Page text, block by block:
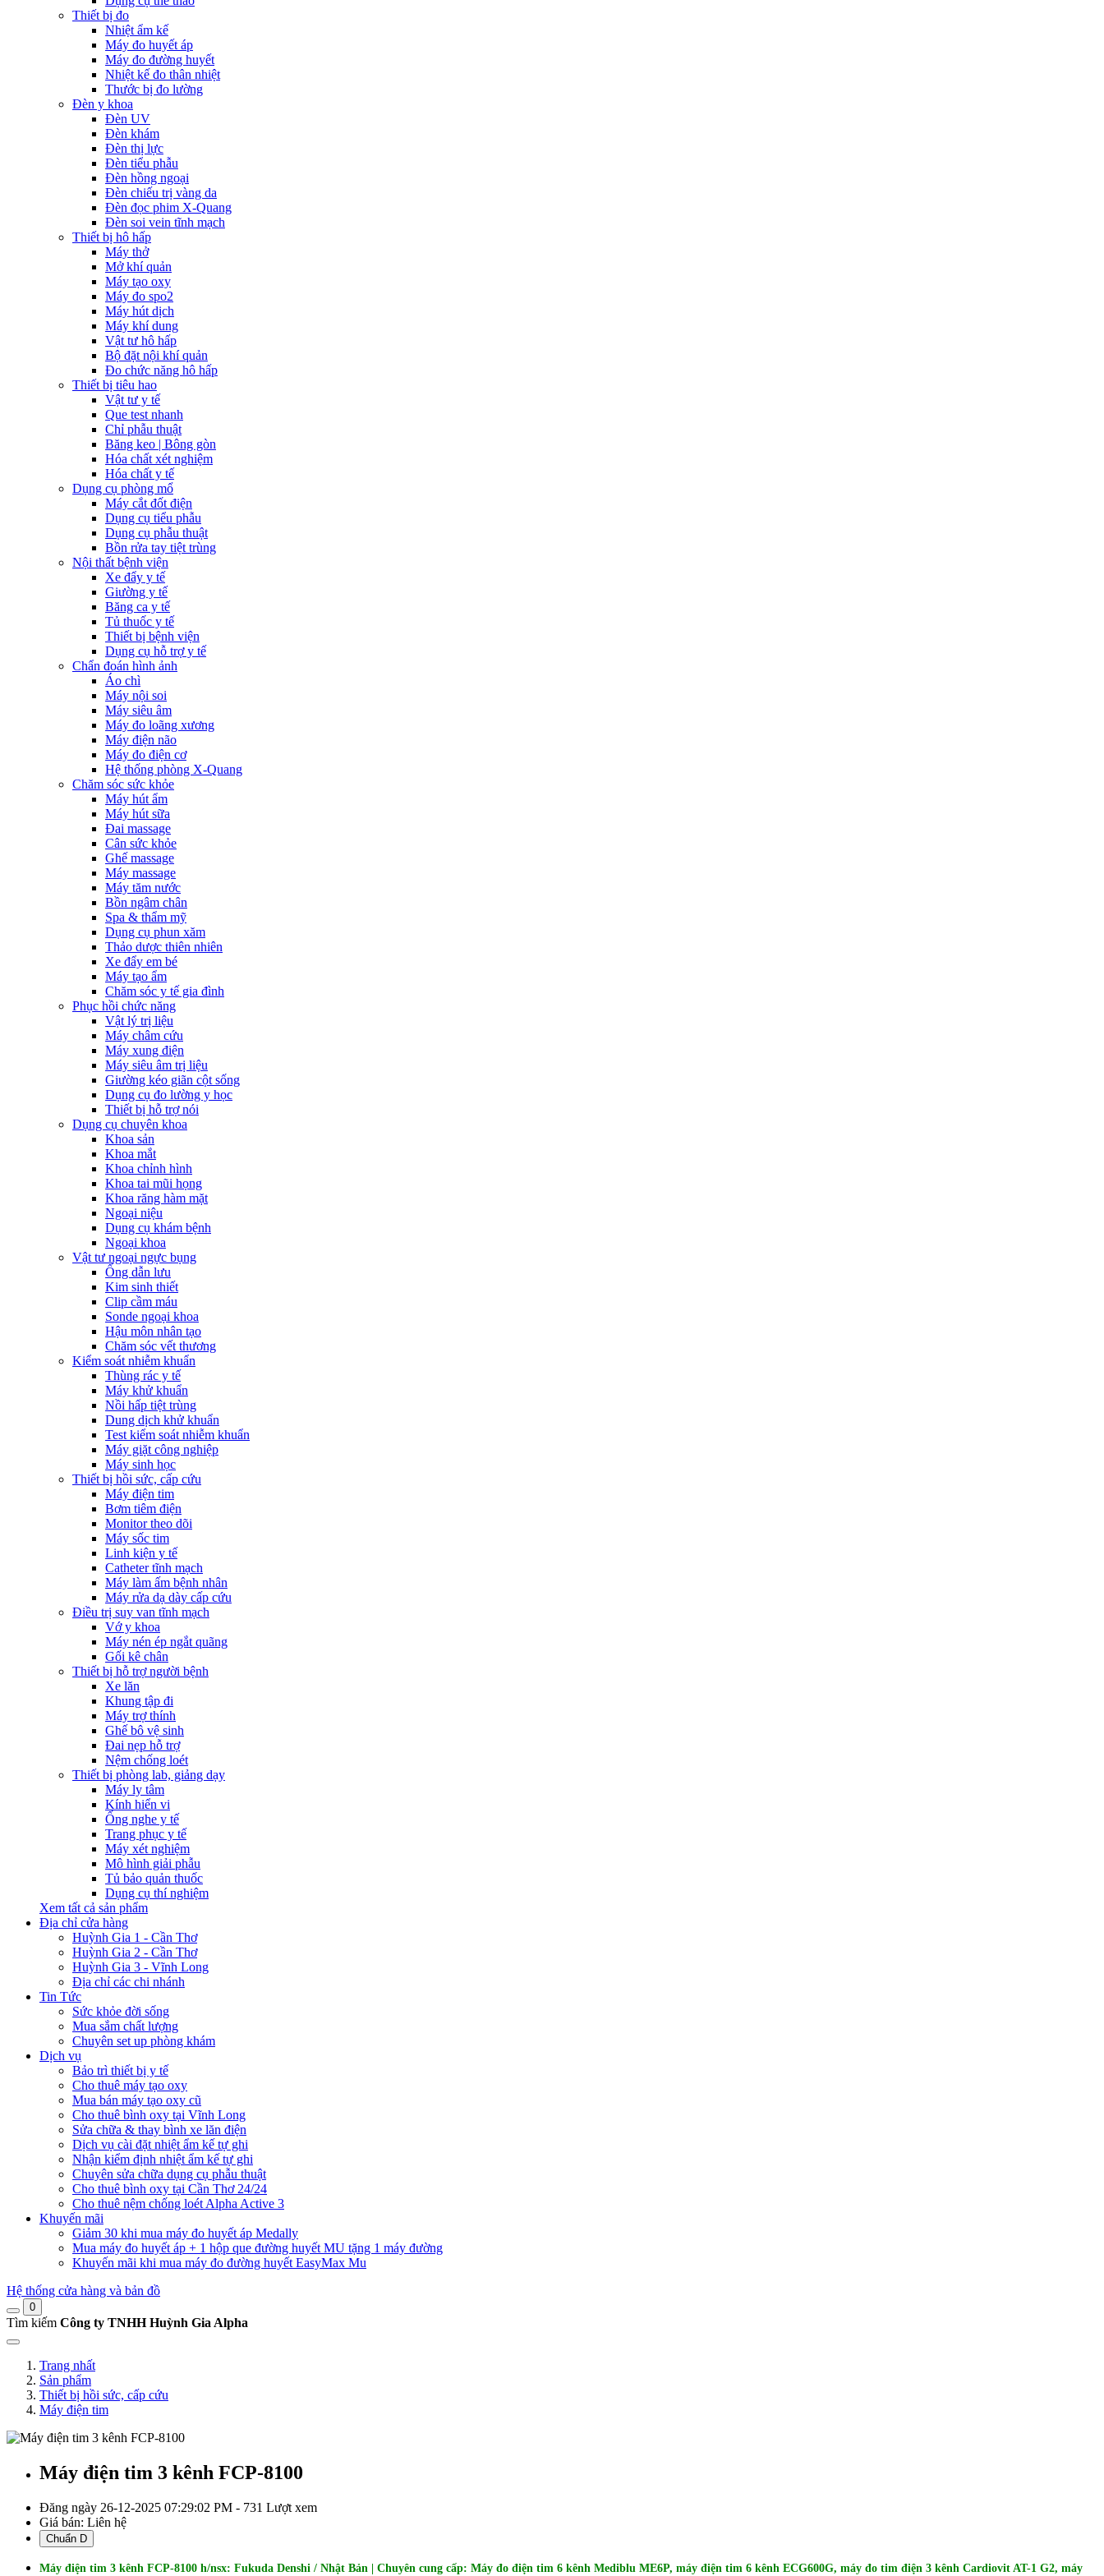
Thiết bị đo
Nhiệt ẩm kế
Máy đo huyết áp
Máy đo đường huyết
Nhiệt kế đo thân nhiệt
Thước bị đo lường
Đèn y khoa
Đèn UV
Đèn khám
Đèn thị lực
Đèn tiểu phẫu
Đèn hồng ngoại
Đèn chiếu trị vàng da
Đèn đọc phim X-Quang
Đèn soi vein tĩnh mạch
Thiết bị hô hấp
Máy thở
Mở khí quản
Máy tạo oxy
Máy đo spo2
Máy hút dịch
Máy khí dung
Vật tư hô hấp
Bộ đặt nội khí quản
Đo chức năng hô hấp
Thiết bị tiêu hao
Vật tư y tế
Que test nhanh
Chỉ phẫu thuật
Băng keo | Bông gòn
Hóa chất xét nghiệm
Hóa chất y tế
Dụng cụ phòng mổ
Máy cắt đốt điện
Dụng cụ tiểu phẫu
Dụng cụ phẫu thuật
Bồn rửa tay tiệt trùng
Nội thất bệnh viện
Xe đẩy y tế
Giường y tế
Băng ca y tế
Tủ thuốc y tế
Thiết bị bệnh viện
Dụng cụ hỗ trợ y tế
Chẩn đoán hình ảnh
Áo chì
Máy nội soi
Máy siêu âm
Máy đo loãng xương
Máy điện não
Máy đo điện cơ
Hệ thống phòng X-Quang
Chăm sóc sức khỏe
Máy hút ẩm
Máy hút sữa
Đai massage
Cân sức khỏe
Ghế massage
Máy massage
Máy tăm nước
Bồn ngâm chân
Spa & thẩm mỹ
Dụng cụ phun xăm
Thảo dược thiên nhiên
Xe đẩy em bé
Máy tạo ẩm
Chăm sóc y tế gia đình
Phục hồi chức năng
Vật lý trị liệu
Máy châm cứu
Máy xung điện
Máy siêu âm trị liệu
Giường kéo giãn cột sống
Dụng cụ đo lường y học
Thiết bị hỗ trợ nói
Dụng cụ chuyên khoa
Khoa sản
Khoa mắt
Khoa chỉnh hình
Khoa tai mũi họng
Khoa răng hàm mặt
Ngoại niệu
Dụng cụ khám bệnh
Ngoại khoa
Vật tư ngoại ngực bụng
Ống dẫn lưu
Kim sinh thiết
Clip cầm máu
Sonde ngoại khoa
Hậu môn nhân tạo
Chăm sóc vết thương
Kiểm soát nhiễm khuẩn
Thùng rác y tế
Máy khử khuẩn
Nồi hấp tiệt trùng
Dung dịch khử khuẩn
Test kiểm soát nhiễm khuẩn
Máy giặt công nghiệp
Máy sinh học
Thiết bị hồi sức, cấp cứu
Máy điện tim
Bơm tiêm điện
Monitor theo dõi
Máy sốc tim
Linh kiện y tế
Catheter tĩnh mạch
Máy làm ấm bệnh nhân
Máy rửa dạ dày cấp cứu
Điều trị suy van tĩnh mạch
Vớ y khoa
Máy nén ép ngắt quãng
Gối kê chân
Thiết bị hỗ trợ người bệnh
Xe lăn
Khung tập đi
Máy trợ thính
Ghế bô vệ sinh
Đai nẹp hỗ trợ
Nệm chống loét
Thiết bị phòng lab, giảng dạy
Máy ly tâm
Kính hiển vi
Ống nghe y tế
Trang phục y tế
Máy xét nghiệm
Mô hình giải phẫu
Tủ bảo quản thuốc
Dụng cụ thí nghiệm
Xem tất cả sản phẩm
Địa chỉ cửa hàng
Huỳnh Gia 1 - Cần Thơ
Huỳnh Gia 2 - Cần Thơ
Huỳnh Gia 3 - Vĩnh Long
Địa chỉ các chi nhánh
Tin Tức
Sức khỏe đời sống
Mua sắm chất lượng
Chuyên set up phòng khám
Dịch vụ
Bảo trì thiết bị y tế
Cho thuê máy tạo oxy
Mua bán máy tạo oxy cũ
Cho thuê bình oxy tại Vĩnh Long
Sửa chữa & thay bình xe lăn điện
Dịch vụ cài đặt nhiệt ẩm kế tự ghi
Nhận kiểm định nhiệt ẩm kế tự ghi
Chuyên sửa chữa dụng cụ phẫu thuật
Cho thuê bình oxy tại Cần Thơ 24/24
Cho thuê nệm chống loét Alpha Active 3
Khuyến mãi
Giảm 30 khi mua máy đo huyết áp Medally
Mua máy đo huyết áp + 1 hộp que đường huyết MU tặng 1 máy đường
Khuyến mãi khi mua máy đo đường huyết EasyMax Mu
Hệ thống cửa hàng và bản đồ
0
Tìm kiếm Công ty TNHH Huỳnh Gia Alpha
Trang nhất
Sản phẩm
Thiết bị hồi sức, cấp cứu
Máy điện tim
Máy điện tim 3 kênh FCP-8100
Đăng ngày 26-12-2025 07:29:02 PM - 731 Lượt xem
Giá bán: Liên hệ
Chuẩn D
Máy điện tim 3 kênh FCP-8100 h/nsx: Fukuda Denshi / Nhật Bản | Chuyên cung cấp: Máy đo điện tim 6 kênh Mediblu ME6P, máy điện tim 6 kênh ECG600G, máy đo tim điện 3 kênh Cardiovit AT-1 G2, máy